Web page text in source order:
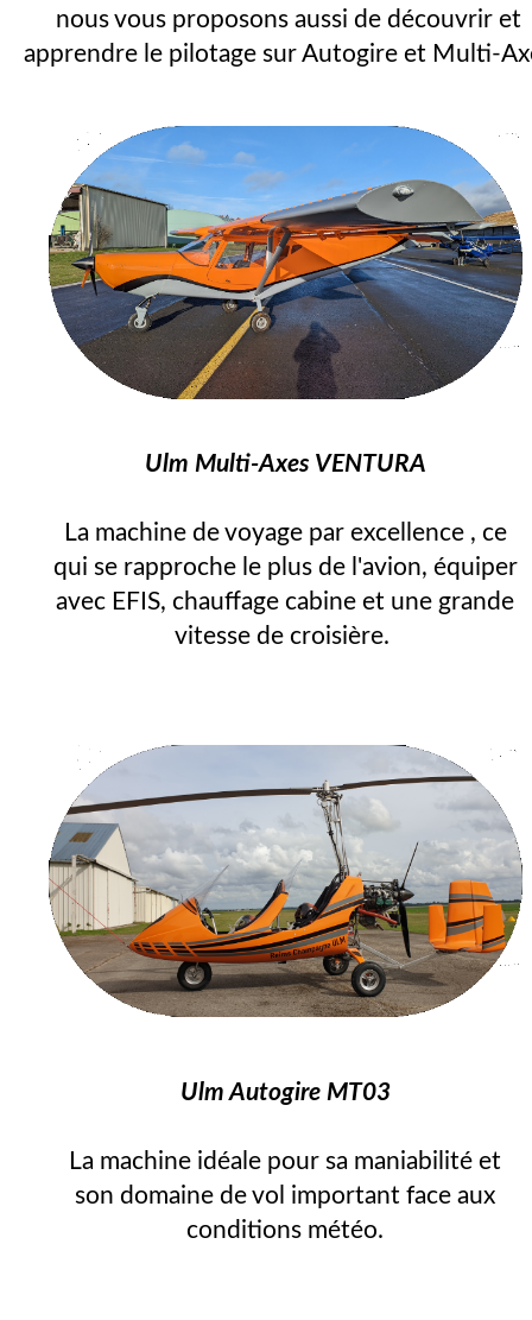
nous vous proposons aussi de découvrir et
apprendre le pilotage sur Autogire et Multi-
Ulm Multi-Axes VENTURA
La machine de voyage par excellence , ce
qui se rapproche le plus de l'avion, équiper
avec EFIS, chauffage cabine et une grande
vitesse de croisière.
Ulm Autogire MT03
La machine idéale pour sa maniabilité et
son domaine de vol important face aux
conditions météo.